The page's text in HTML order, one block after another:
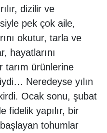
dizilir ve
pek çok aile,
okutur, tarla ve
hayatlarını
tarım ürünlerine
Neredeyse yılın
Ocak sonu, şubat
fidelik yapılır, bir
tohumlar